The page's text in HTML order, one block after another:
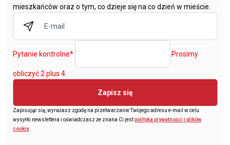
mieszkańców oraz o tym, co dzieje się na co dzień w mieście.
Pytanie kontrolne* Prosimy
obliczyć 2 plus 4.
Zapisz się
Zapisując się, wyrażasz zgodę na przetwarzanie Twojego adresu e-mail w celu
wysyłki newslettera i oświadczasz że znana Ci jestpolityka prywatności i plików
cookie